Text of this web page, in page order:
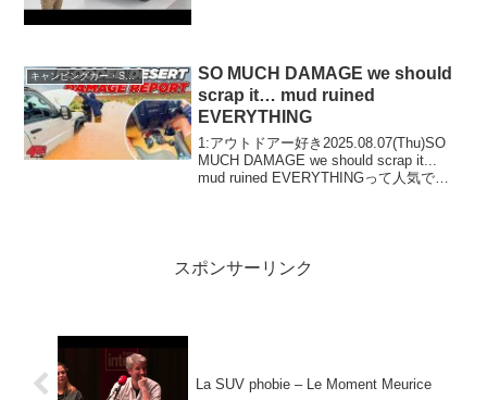
キャンピングカー・SUV人気車種
SO MUCH DAMAGE we should
scrap it… mud ruined
EVERYTHING
1:アウトドアー好き2025.08.07(Thu)SO
MUCH DAMAGE we should scrap it...
mud ruined EVERYTHINGって人気で話
スポンサーリンク
La SUV phobie – Le Moment Meurice